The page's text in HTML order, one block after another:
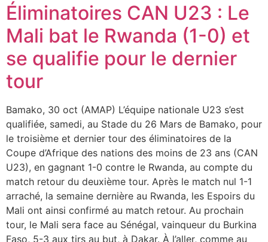
Éliminatoires CAN U23 : Le
Mali bat le Rwanda (1-0) et
se qualifie pour le dernier
tour
Bamako, 30 oct (AMAP) L’équipe nationale U23 s’est
qualifiée, samedi, au Stade du 26 Mars de Bamako, pour
le troisième et dernier tour des éliminatoires de la
Coupe d’Afrique des nations des moins de 23 ans (CAN
U23), en gagnant 1-0 contre le Rwanda, au compte du
match retour du deuxième tour. Après le match nul 1-1
arraché, la semaine dernière au Rwanda, les Espoirs du
Mali ont ainsi confirmé au match retour. Au prochain
tour, le Mali sera face au Sénégal, vainqueur du Burkina
Faso, 5-3 aux tirs au but, à Dakar. À l’aller, comme au